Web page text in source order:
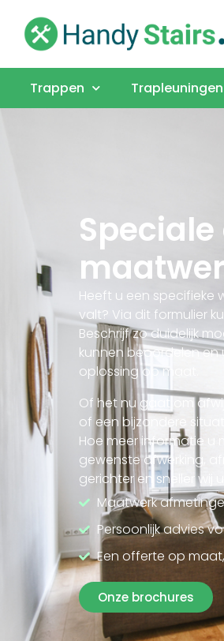
Trappen Trapleuningen
Heeft u een specifieke
valt? Via dit formulier
Beschrijf zo duidelijk
kunnen beoordelen en
oplossing op maat.
Of het nu gaat om
of een bijzondere
Hoe meer informatie
gewenste afwerking,
gerichter en sneller wij
Maatwerk
Persoonlijk advies
Een offerte op
Onze brochures